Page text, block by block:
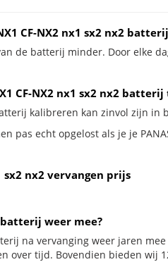
CF-NX2 nx1 sx2 nx2
de batterij minder. Door elke
CF-NX2 nx1 sx2 nx2
kalibreren kan zinvol zijn in
pas echt opgelost als je je
sx2 nx2 vervangen prijs
batterij weer mee?
na vervanging weer jaren
over tijd. Bovendien bieden wij